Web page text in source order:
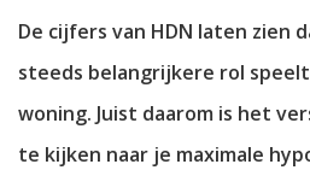
De cijfers van HDN laten zien
steeds belangrijkere rol
woning. Juist daarom is het
te kijken naar je maximale